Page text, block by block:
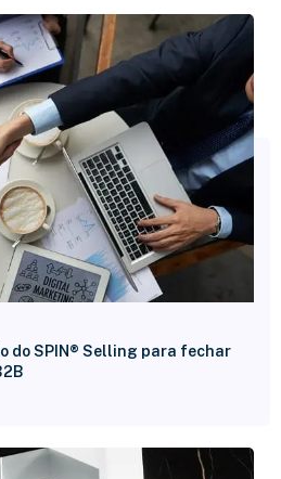
do SPIN® Selling para fechar